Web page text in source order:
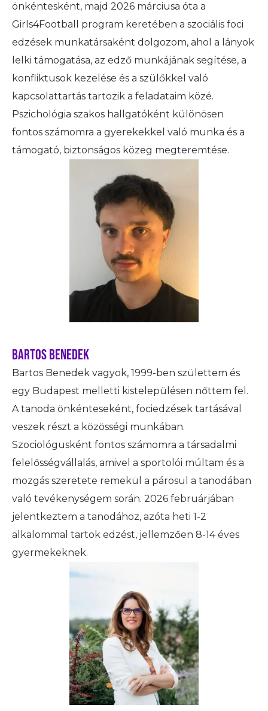
önkéntesként, majd 2026 márciusa óta a
Girls4Football program keretében a szociális foci
edzések munkatársaként dolgozom, ahol a lányok
lelki támogatása, az edző munkájának segítése, a
konfliktusok kezelése és a szülőkkel való
kapcsolattartás tartozik a feladataim közé.
Pszichológia szakos hallgatóként különösen
fontos számomra a gyerekekkel való munka és a
támogató, biztonságos közeg megteremtése.
Bartos Benedek
Bartos Benedek vagyok, 1999-ben születtem és
egy Budapest melletti kistelepülésen nőttem fel.
A tanoda önkénteseként, fociedzések tartásával
veszek részt a közösségi munkában.
Szociológusként fontos számomra a társadalmi
felelősségvállalás, amivel a sportolói múltam és a
mozgás szeretete remekül a párosul a tanodában
való tevékenységem során. 2026 februárjában
jelentkeztem a tanodához, azóta heti 1-2
alkalommal tartok edzést, jellemzően 8-14 éves
gyermekeknek.